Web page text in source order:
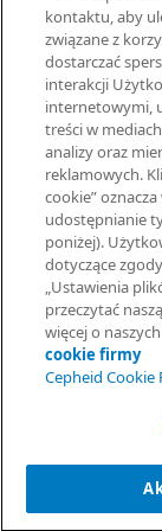
© 2026
I-CORE® to
kontaktu, aby
związane z
dostarczać
interakcji
internetowymi,
treści w
analizy oraz
reklamowych.
cookie”
udostępnianie
poniżej).
dotyczące
„Ustawienia
przeczytać
więcej o
cookie firmy
Cepheid Cookie